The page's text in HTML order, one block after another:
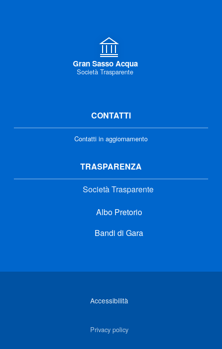
Gran Sasso Acqua
Società Trasparente
CONTATTI
Contatti in aggiornamento
TRASPARENZA
Società Trasparente
Albo Pretorio
Bandi di Gara
Accessibilità
Privacy policy